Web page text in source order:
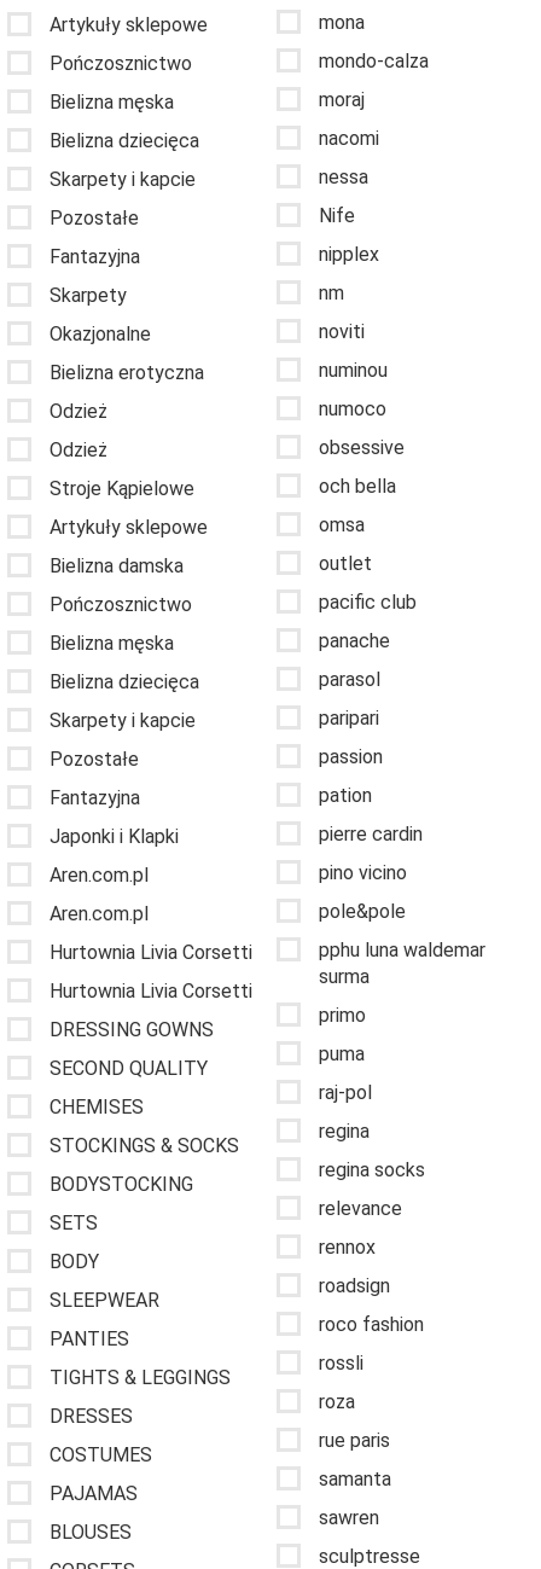
Artykuły sklepowe
Pończosznictwo
Bielizna męska
Bielizna dziecięca
Skarpety i kapcie
Pozostałe
Fantazyjna
Skarpety
Okazjonalne
Bielizna erotyczna
Odzież
Odzież
Stroje Kąpielowe
Artykuły sklepowe
Bielizna damska
Pończosznictwo
Bielizna męska
Bielizna dziecięca
Skarpety i kapcie
Pozostałe
Fantazyjna
Japonki i Klapki
Aren.com.pl
Aren.com.pl
Hurtownia Livia Corsetti
Hurtownia Livia Corsetti
DRESSING GOWNS
SECOND QUALITY
CHEMISES
STOCKINGS & SOCKS
BODYSTOCKING
SETS
BODY
SLEEPWEAR
PANTIES
TIGHTS & LEGGINGS
DRESSES
COSTUMES
PAJAMAS
BLOUSES
mona
mondo-calza
moraj
nacomi
nessa
Nife
nipplex
nm
noviti
numinou
numoco
obsessive
och bella
omsa
outlet
pacific club
panache
parasol
paripari
passion
pation
pierre cardin
pino vicino
pole&pole
pphu luna waldemar
surma
primo
puma
raj-pol
regina
regina socks
relevance
rennox
roadsign
roco fashion
rossli
roza
rue paris
samanta
sawren
sculptresse